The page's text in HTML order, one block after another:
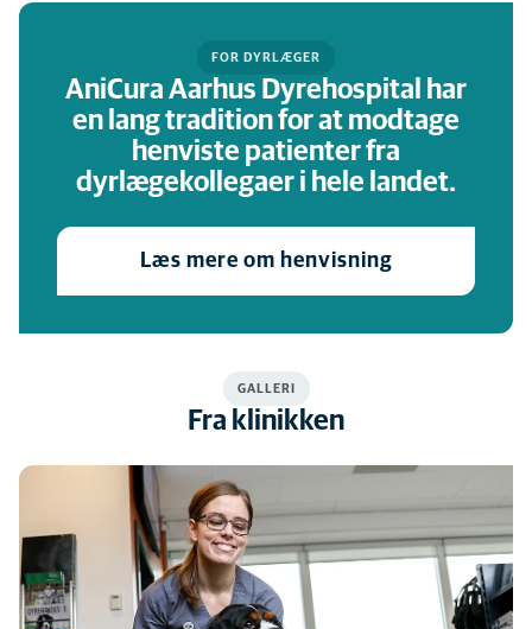
FOR DYRLÆGER
AniCura Aarhus Dyrehospital har
en lang tradition for at modtage
henviste patienter fra
dyrlægekollegaer i hele landet.
Læs mere om henvisning
GALLERI
Fra klinikken